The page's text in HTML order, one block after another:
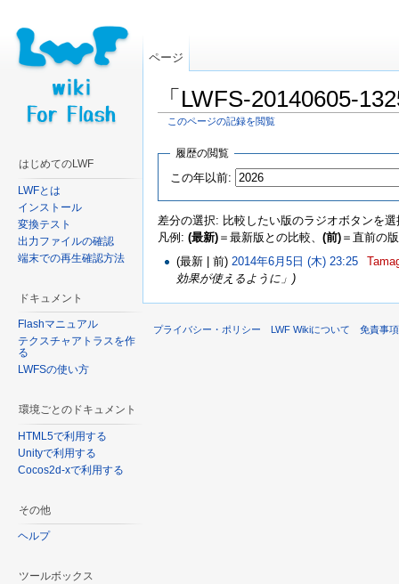
「LWFS-20140605-
このページの記録を閲覧
履歴の閲覧
この年以前:
差分の選択: 比較したい版のラジオボタンを
凡例: (最新) ＝最新版との比較、 (前) ＝直前の
(最新 | 前) 2014年6月5日 (木) 23:25
効果が使えるように」)
ページ
はじめてのLWF
LWFとは
インストール
変換テスト
出力ファイルの確認
端末での再生確認方法
ドキュメント
Flashマニュアル
テクスチャアトラスを作
る
LWFSの使い方
環境ごとのドキュメント
HTML5で利用する
Unityで利用する
Cocos2d-xで利用する
その他
ヘルプ
ツールボックス
プライバシー・ポリシー LWF Wikiについて 免責事項